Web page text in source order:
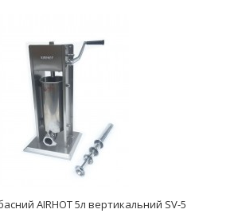
AIRHOT 5л вертикальний SV-5